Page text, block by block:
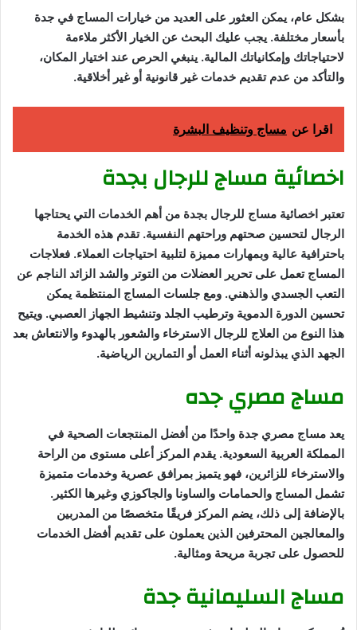
بشكل عام، يمكن العثور على العديد من خيارات المساج في جدة
بأسعار مختلفة. يجب عليك البحث عن الخيار الأكثر ملاءمة
لاحتياجاتك وإمكانياتك المالية. ينبغي الحرص عند اختيار المكان،
والتأكد من عدم تقديم خدمات غير قانونية أو غير أخلاقية.
اقرا عن مساج وتنظيف البشرة
اخصائية مساج للرجال بجدة
تعتبر اخصائية مساج للرجال بجدة من أهم الخدمات التي يحتاجها
الرجال لتحسين صحتهم وراحتهم النفسية. تقدم هذه الخدمة
باحترافية عالية وبمهارات مميزة لتلبية احتياجات العملاء. فعلاجات
المساج تعمل على تحرير العضلات من التوتر والشد الزائد الناجم عن
التعب الجسدي والذهني. ومع جلسات المساج المنتظمة يمكن
تحسين الدورة الدموية وترطيب الجلد وتنشيط الجهاز العصبي. ويتيح
هذا النوع من العلاج للرجال الاسترخاء والشعور بالهدوء والانتعاش بعد
الجهد الذي يبذلونه أثناء العمل أو التمارين الرياضية.
مساج مصري جده
يعد مساج مصري جدة واحدًا من أفضل المنتجعات الصحية في
المملكة العربية السعودية. يقدم المركز أعلى مستوى من الراحة
والاسترخاء للزائرين، فهو يتميز بمرافق عصرية وخدمات متميزة
تشمل المساج والحمامات والساونا والجاكوزي وغيرها الكثير.
بالإضافة إلى ذلك، يضم المركز فريقًا متخصصًا من المدربين
والمعالجين المحترفين الذين يعملون على تقديم أفضل الخدمات
للحصول على تجربة مريحة ومثالية.
مساج السليمانية جدة